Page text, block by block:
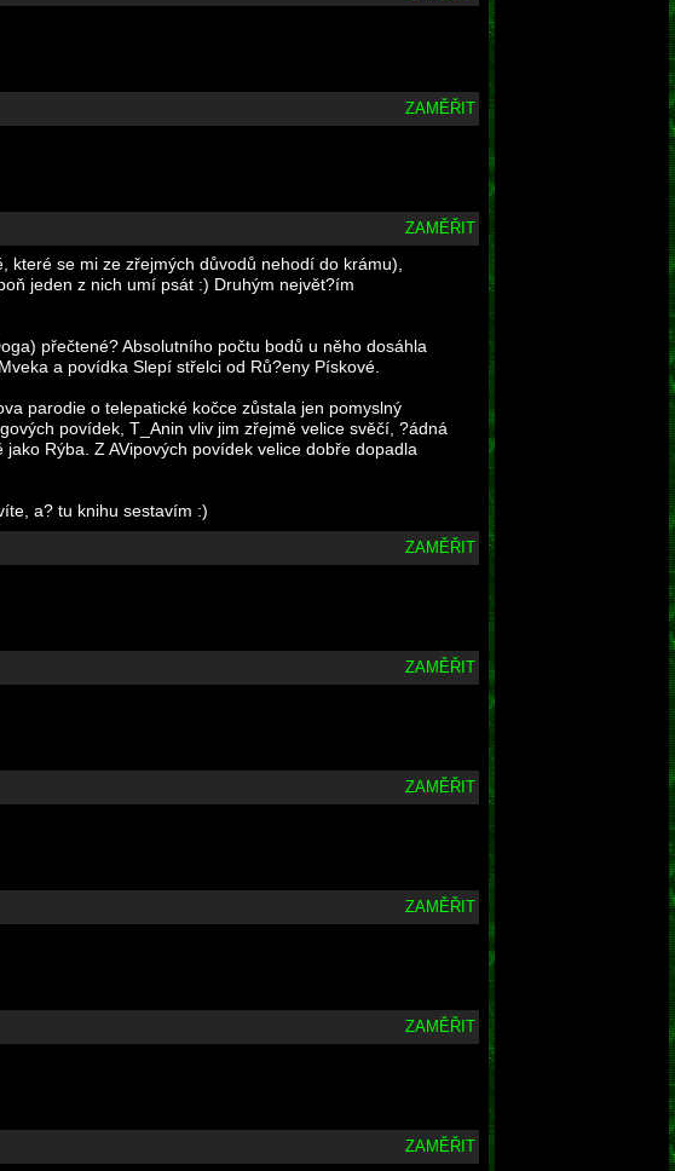
ZAMĚŘIT
ZAMĚŘIT
které se mi ze zřejmých důvodů nehodí do krámu),
jeden z nich umí psát :) Druhým největ?ím
přečtené? Absolutního počtu bodů u něho dosáhla
a povídka Slepí střelci od Rů?eny Pískové.
parodie o telepatické kočce zůstala jen pomyslný
povídek, T_Anin vliv jim zřejmě velice svěčí, ?ádná
Rýba. Z AVipových povídek velice dobře dopadla
a? tu knihu sestavím :)
ZAMĚŘIT
ZAMĚŘIT
ZAMĚŘIT
ZAMĚŘIT
ZAMĚŘIT
ZAMĚŘIT